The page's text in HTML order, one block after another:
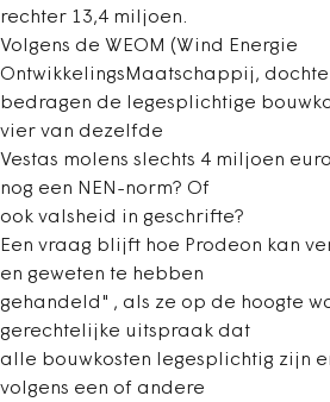
rechter 13,4 miljoen.
Volgens de WEOM (Wind Energie
OntwikkelingsMaatschappij,
bedragen de legesplichtige
vier van dezelfde
Vestas molens slechts 4 miljoen
nog een NEN-norm? Of
ook valsheid in geschrifte?
Een vraag blijft hoe Prodeon kan
en geweten te hebben
gehandeld" , als ze op de hoogte
gerechtelijke uitspraak dat
alle bouwkosten legesplichtig zijn
volgens een of andere